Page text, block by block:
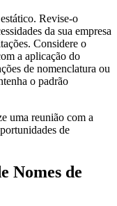
Revise-o
da sua empresa
Considere o
a aplicação do
de nomenclatura ou
o padrão
uma reunião com a
de
Nomes de